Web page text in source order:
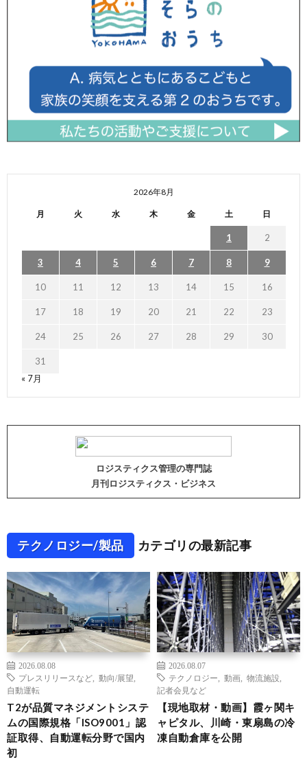
2026年8月
月 火 水 木 金 土 日
1 2
3 4 5 6 7 8 9
10 11 12 13 14 15 16
17 18 19 20 21 22 23
24 25 26 27 28 29 30
31
« 7月
ロジスティクス管理の専門誌
月刊ロジスティクス・ビジネス
テクノロジー/製品 カテゴリの最新記事
2026.08.08
プレスリリースなど
動向/展望
自動運転
T2が品質マネジメントシステ
ムの国際規格「ISO9001」認
証取得、自動運転分野で国内
初
2026.08.07
テクノロジー
動画 物流施設
記者会見など
【現地取材・動画】霞ヶ関キ
ャピタル、川崎・東扇島の冷
凍自動倉庫を公開